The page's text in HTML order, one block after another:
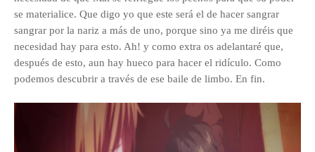
se materialice. Que digo yo que este será el de hacer sangrar
sangrar por la nariz a más de uno, porque sino ya me diréis que
necesidad hay para esto. Ah! y como extra os adelantaré que,
después de esto, aun hay hueco para hacer el ridículo. Como
podemos descubrir a través de ese baile de limbo. En fin.